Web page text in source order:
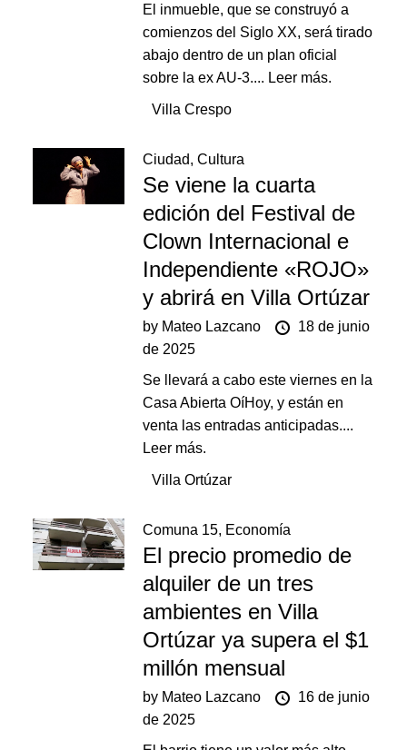
El inmueble, que se construyó a
comienzos del Siglo XX, será tirado
abajo dentro de un plan oficial
sobre la ex AU-3.... Leer más.
Villa Crespo
Ciudad,Cultura
Se viene la cuarta
edición del Festival de
Clown Internacional e
Independiente «ROJO»
y abrirá en Villa Ortúzar
by Mateo Lazcano
18 de junio
de 2025
Se llevará a cabo este viernes en la
Casa Abierta OíHoy, y están en
venta las entradas anticipadas....
Leer más.
Villa Ortúzar
Comuna 15, Economía
El precio promedio de
alquiler de un tres
ambientes en Villa
Ortúzar ya supera el $1
millón mensual
by Mateo Lazcano
16 de junio
de 2025